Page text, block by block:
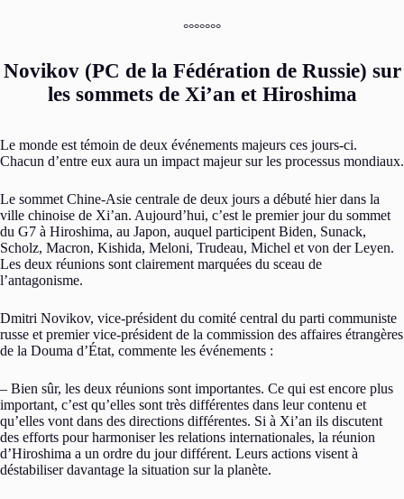
°°°°°°°
Novikov (PC de la Fédération de Russie) sur
les sommets de Xi’an et Hiroshima
Le monde est témoin de deux événements majeurs ces jours-ci.
Chacun d’entre eux aura un impact majeur sur les processus mondiaux.
Le sommet Chine-Asie centrale de deux jours a débuté hier dans la
ville chinoise de Xi’an. Aujourd’hui, c’est le premier jour du sommet
du G7 à Hiroshima, au Japon, auquel participent Biden, Sunack,
Scholz, Macron, Kishida, Meloni, Trudeau, Michel et von der Leyen.
Les deux réunions sont clairement marquées du sceau de
l’antagonisme.
Dmitri Novikov, vice-président du comité central du parti communiste
russe et premier vice-président de la commission des affaires étrangères
de la Douma d’État, commente les événements :
– Bien sûr, les deux réunions sont importantes. Ce qui est encore plus
important, c’est qu’elles sont très différentes dans leur contenu et
qu’elles vont dans des directions différentes. Si à Xi’an ils discutent
des efforts pour harmoniser les relations internationales, la réunion
d’Hiroshima a un ordre du jour différent. Leurs actions visent à
déstabiliser davantage la situation sur la planète.